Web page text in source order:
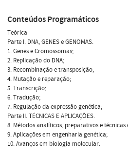
Conteúdos Programáticos
Teórica
Parte I. DNA, GENES e GENOMAS.
1. Genes e Cromossomas;
2. Replicação do DNA;
3. Recombinação e transposição;
4. Mutação e reparação;
5. Transcrição;
6. Tradução;
7. Regulação da expressão genética;
Parte II. TÉCNICAS E APLICAÇÕES.
8. Métodos analíticos, preparativos e
9. Aplicações em engenharia genética;
10. Avanços em biologia molecular.